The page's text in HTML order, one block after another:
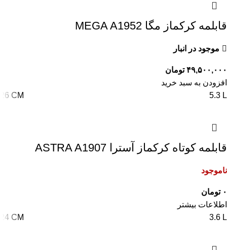
قابلمه کرکماز مگا MEGA A1952
موجود در انبار
۴۹,۵۰۰,۰۰۰ تومان
افزودن به سبد خرید
5.3 L
26 CM
قابلمه کوتاه کرکماز آسترا ASTRA A1907
ناموجود
۰ تومان
اطلاعات بیشتر
3.6 L
24 CM